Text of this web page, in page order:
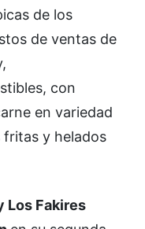
de los
de ventas de
con
en variedad
fritas y helados
Los Fakires